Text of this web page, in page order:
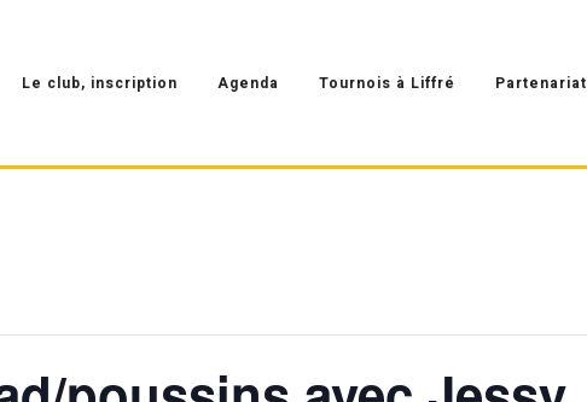
Le club, inscription Agenda Tournois à Liffré Partenariat